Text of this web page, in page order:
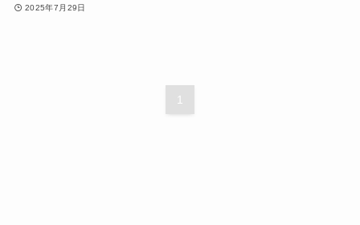
2025年7月29日
1